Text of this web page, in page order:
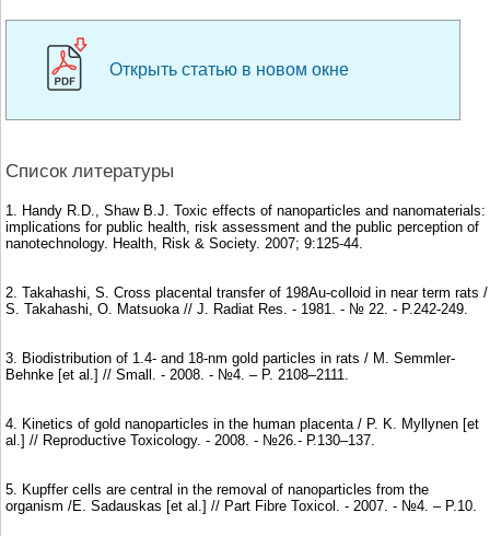
Открыть статью в новом окне
Список литературы
1. Handy R.D., Shaw B.J. Toxic effects of nanoparticles and nanomaterials:
implications for public health, risk assessment and the public perception of
nanotechnology. Health, Risk & Society. 2007; 9:125-44.
2. Takahashi, S. Cross placental transfer of 198Au-colloid in near term rats /
S. Takahashi, O. Matsuoka // J. Radiat Res. - 1981. - № 22. - P.242-249.
3. Biodistribution of 1.4- and 18-nm gold particles in rats / M. Semmler-
Behnke [et al.] // Small. - 2008. - №4. – P. 2108–2111.
4. Kinetics of gold nanoparticles in the human placenta / P. K. Myllynen [et
al.] // Reproductive Toxicology. - 2008. - №26.- Р.130–137.
5. Kupffer cells are central in the removal of nanoparticles from the
organism /E. Sadauskas [et al.] // Part Fibre Toxicol. - 2007. - №4. – P.10.